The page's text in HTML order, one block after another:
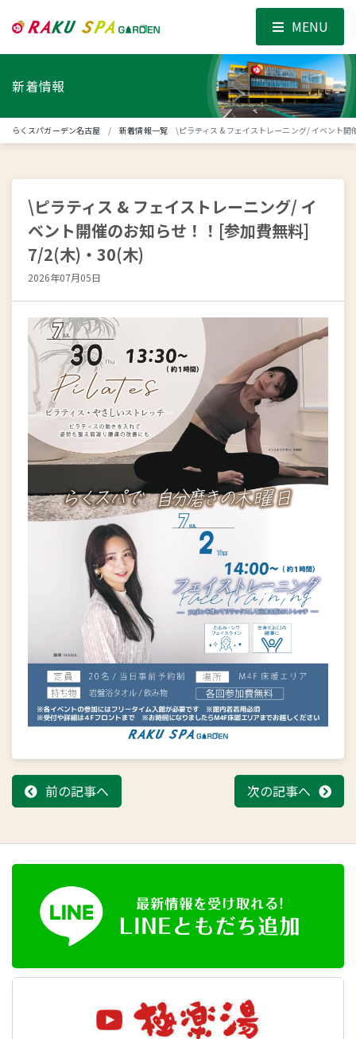
新着情報
らくスパガーデン名古屋 新着情報一覧 \ピラティス & フェイストレーニング/ イベント
\ピラティス & フェイストレーニング/ イ
ベント開催のお知らせ！！[参加費無料]
7/2(木)・30(木)
2026年07月05日
前の記事へ 次の記事へ
MENU